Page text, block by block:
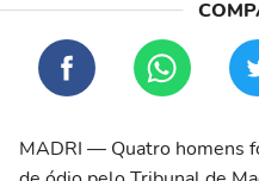
MADRI — Quatro homens